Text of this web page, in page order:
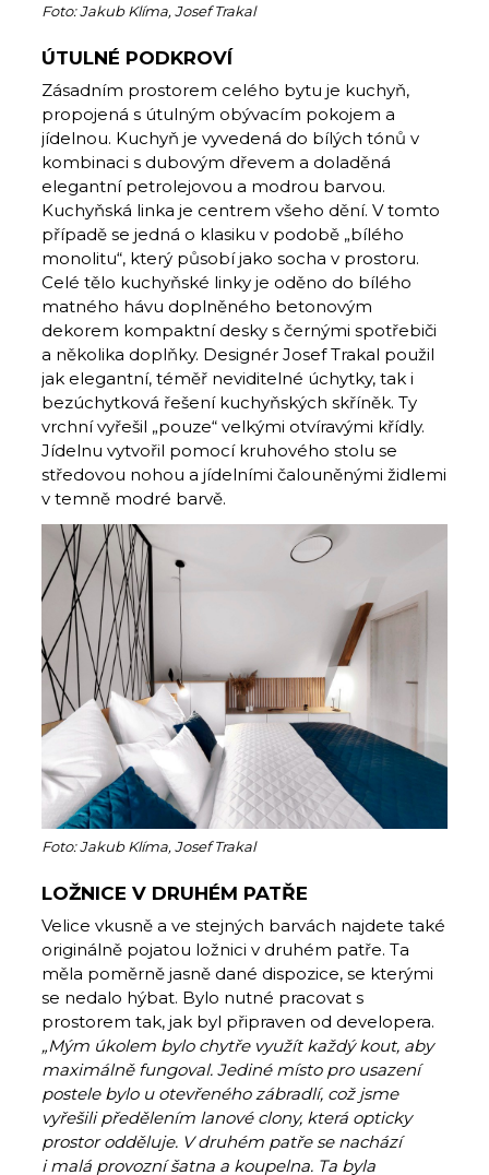
Foto: Jakub Klíma, Josef Trakal
ÚTULNÉ PODKROVÍ
Zásadním prostorem celého bytu je kuchyň,
propojená s útulným obývacím pokojem a
jídelnou. Kuchyň je vyvedená do bílých tónů v
kombinaci s dubovým dřevem a doladěná
elegantní petrolejovou a modrou barvou.
Kuchyňská linka je centrem všeho dění. V tomto
případě se jedná o klasiku v podobě „bílého
monolitu“, který působí jako socha v prostoru.
Celé tělo kuchyňské linky je oděno do bílého
matného hávu doplněného betonovým
dekorem kompaktní desky s černými spotřebiči
a několika doplňky. Designér Josef Trakal použil
jak elegantní, téměř neviditelné úchytky, tak i
bezúchytková řešení kuchyňských skříněk. Ty
vrchní vyřešil „pouze“ velkými otvíravými křídly.
Jídelnu vytvořil pomocí kruhového stolu se
středovou nohou a jídelními čalouněnými židlemi
v temně modré barvě.
Foto: Jakub Klíma, Josef Trakal
LOŽNICE V DRUHÉM PATŘE
Velice vkusně a ve stejných barvách najdete také
originálně pojatou ložnici v druhém patře. Ta
měla poměrně jasně dané dispozice, se kterými
se nedalo hýbat. Bylo nutné pracovat s
prostorem tak, jak byl připraven od developera.
„Mým úkolem bylo chytře využít každý kout, aby
maximálně fungoval. Jediné místo pro usazení
postele bylo u otevřeného zábradlí, což jsme
vyřešili předělením lanové clony, která opticky
prostor odděluje. V druhém patře se nachází
i malá provozní šatna a koupelna. Ta byla